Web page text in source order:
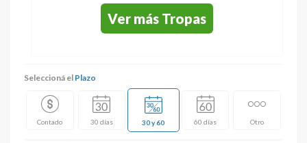
Ver más Tropas
Seleccioná el Plazo
Contado 30 días 30 y 60 60 días Otro